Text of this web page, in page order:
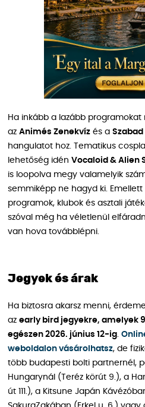
Ha inkább a lazább programokat
az Animés Zenekvíz és a
hangulatot hoz. Tematikus
lehetőség idén Vocaloid & Alien
is loopolva megy valamelyik
semmiképp ne hagyd ki.
programok, klubok és asztali
szóval még ha véletlenül
van hova továbblépni.
Jegyek és árak
Ha biztosra akarsz menni,
az early bird jegyekre, amelyek
egészen 2026. június 12-ig
weboldalon vásárolhatsz, de
több budapesti bolti partnernél,
Hungarynál (Teréz körút 9.), a
út 111.), a Kitsune Japán